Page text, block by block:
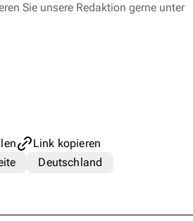
Sie unsere Redaktion gerne unter
Link kopieren
Deutschland